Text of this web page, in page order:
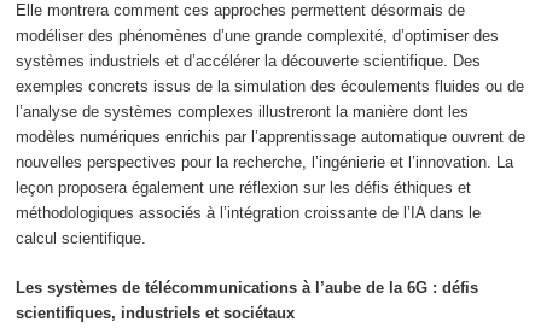
Elle montrera comment ces approches permettent désormais de
modéliser des phénomènes d’une grande complexité, d’optimiser des
systèmes industriels et d’accélérer la découverte scientifique. Des
exemples concrets issus de la simulation des écoulements fluides ou de
l’analyse de systèmes complexes illustreront la manière dont les
modèles numériques enrichis par l’apprentissage automatique ouvrent de
nouvelles perspectives pour la recherche, l’ingénierie et l’innovation. La
leçon proposera également une réflexion sur les défis éthiques et
méthodologiques associés à l’intégration croissante de l’IA dans le
calcul scientifique.
Les systèmes de télécommunications à l’aube de la 6G : défis
scientifiques, industriels et sociétaux